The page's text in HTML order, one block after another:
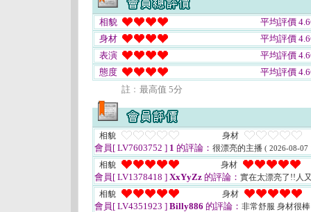
相貌
平均評價
身材
平均評價
表演
平均評價
態度
平均評價
註﹕最高值 5分
相貌 身材
會員[ LV7603752 ] 1 的評論： 很漂亮的主播 ( 2026-08-07
相貌 身材
會員[ LV1378418 ] XxYyZz 的評論： 實在太漂亮了!!人
相貌
身材
會員[ LV4351923 ] Billy886 的評論： 非常舒服 身材很